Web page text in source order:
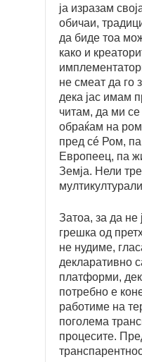
ја изразам
обичаи,
да биде тоа
како и
не смеат да го
дека јас имам
читам, да ми
обраќам на
пред сé Ром,
Европеец, па
Земја. Нели
Затоа, за да не
грешка од
не нудиме,
декларативно
платформи,
потребно е
работиме на
поголема
процесите.